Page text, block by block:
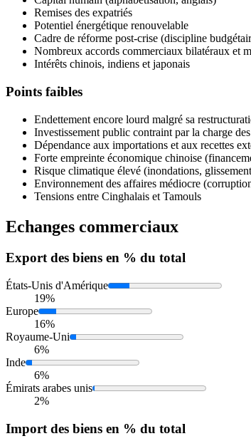
Remises des expatriés
Potentiel énergétique renouvelable
Cadre de réforme post-crise (discipline
Nombreux accords commerciaux bilatéraux et
Intérêts chinois, indiens et japonais
Points faibles
Endettement encore lourd malgré sa
Investissement public contraint par la charge
Dépendance aux importations et aux recettes
Forte empreinte économique chinoise
Risque climatique élevé (inondations,
Environnement des affaires médiocre
Tensions entre Cinghalais et Tamouls
Echanges commerciaux
Exportdes biens en % du total
États-Unis d'Amérique
19%
Europe
16%
Royaume-Uni
6%
Inde
6%
Émirats arabes unis
2%
Import des biens en % du total